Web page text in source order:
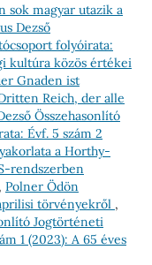
sok magyar utazik a
Dezső
folyóirata:
kultúra közös értékei
Gnaden ist
Reich, der alle
Összehasonlító
Évf. 5 szám 2
a Horthy-
rendszerben
Polner Ödön
törvényekről ,
Jogtörténeti
1 (2023): A 65 éves